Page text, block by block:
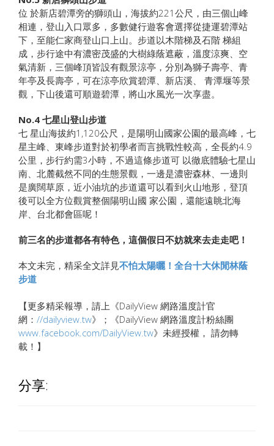
位 於新店碧潭旁的獅頭山，海拔約221公尺，由三個山峰
相連，登山入口眾多，多數健行遊客會選擇從捷運碧潭站
下，至能仁家商登山口上山。步道以木階梯及石階 梯組
成，步行途中有濃密茂盛的大樹綠蔭遮蔽，溫度涼爽、空
氣清新，三個峰頂皆設有觀景涼亭，分別為獅子壽亭、青
年亭及長壽亭，可在涼亭欣賞碧潭、新店溪、 青潭堰等景
觀，下山後還可順遊碧潭，將山水風光一次享盡。
No.4 七星山登山步道
七 星山海拔約1,120公尺，是陽明山國家公園的最高峰，七
星主峰、東峰步道對於初學者而言挑戰性較高，全長約4.9
公里，步行約需3小時，不過這條步道可 以徹底體驗七星山
南、北麓截然不同的生態景觀，一邊是濃密森林、一邊則
是廣闊草原，近小油坑的步道還可以看到火山地形，登頂
後可以全方位觀賞整個陽明山國 家公園，還能遠眺北海
岸、台北都會區呢！
前三名的步道都各有特色，這個假日不妨就來去走走吧！
本文未完，精采全文詳見不怕太陽曬！全台十大休閒林蔭
步道
【更多精采報導，請上《DailyView 網路溫度計官
網： //dailyview.tw》；《DailyView 網路溫度計粉絲團
www.facebook.com/DailyView.tw》未經授權， 請勿轉
載！】
分享: